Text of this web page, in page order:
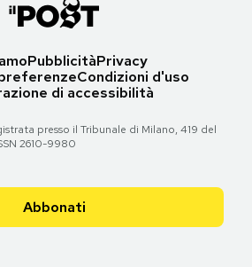
PubblicitàPrivacy
Condizioni d'uso
di accessibilità
presso il Tribunale di Milano, 419 del
2610-9980
Abbonati